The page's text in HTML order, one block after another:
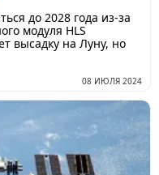
до 2028 года из-за
модуля HLS
высадку на Луну, но
08 ИЮЛЯ 2024